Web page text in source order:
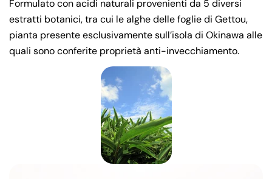
Formulato con acidi naturali provenienti da 5 diversi
estratti botanici, tra cui le alghe delle foglie di Gettou,
pianta presente esclusivamente sull’isola di Okinawa alle
quali sono conferite proprietà anti-invecchiamento.